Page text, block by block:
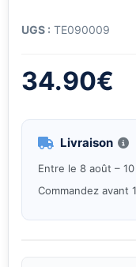
UGS : TE090009
34.90€
Livraison
Entre le 8 août –
Commandez avant